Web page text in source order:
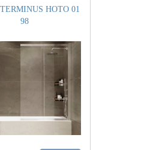
НОТО 01
98